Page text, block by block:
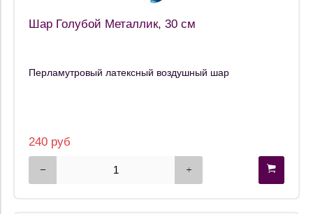
Шар Голубой Металлик, 30 см
Перламутровый латексный воздушный шар
240 руб